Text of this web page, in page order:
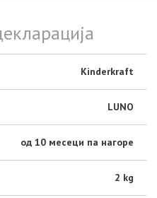
Kinderkraft
LUNO
од 10 месеци па нагоре
2 kg